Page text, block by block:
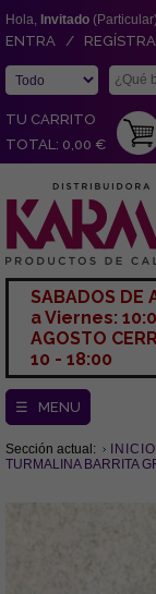
Hola, Invitado (Particular)
ENTRA /
TU CARRITO
TOTAL: 0,00 €
SABADOS DE
a Viernes:
AGOSTO
10 - 18:00
☰ MENU
Sección actual: INICIO
TURMALINA BARRITA